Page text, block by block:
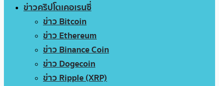
ข่าวคริปโตเคอเรนซี่
ข่าว Bitcoin
ข่าว Ethereum
ข่าว Binance Coin
ข่าว Dogecoin
ข่าว Ripple (XRP)